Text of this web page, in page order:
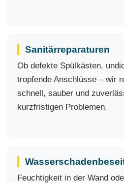
Sanitärreparaturen
Ob defekte Spülkästen,
tropfende Anschlüsse – wir
schnell, sauber und
kurzfristigen Problemen.
Feuchtigkeit in der Wand